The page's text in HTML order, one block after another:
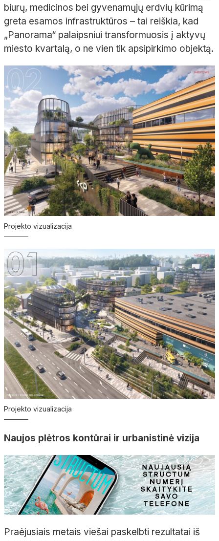
biurų, medicinos bei gyvenamųjų erdvių kūrimą
greta esamos infrastruktūros – tai reiškia, kad
„Panorama“ palaipsniui transformuosis į aktyvų
miesto kvartalą, o ne vien tik apsipirkimo objektą.
Projekto vizualizacija
Projekto vizualizacija
Naujos plėtros kontūrai ir urbanistinė vizija
Praėjusiais metais viešai paskelbti rezultatai iš